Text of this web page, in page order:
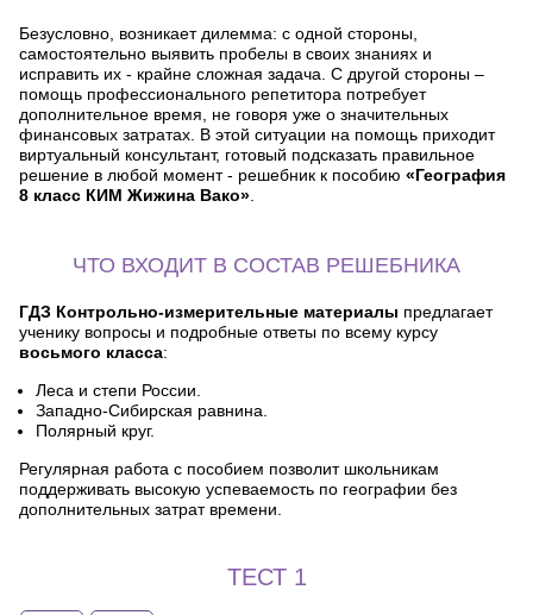
Безусловно, возникает дилемма: с одной стороны,
самостоятельно выявить пробелы в своих знаниях и
исправить их - крайне сложная задача. С другой стороны –
помощь профессионального репетитора потребует
дополнительное время, не говоря уже о значительных
финансовых затратах. В этой ситуации на помощь приходит
виртуальный консультант, готовый подсказать правильное
решение в любой момент - решебник к пособию «География
8 класс КИМ Жижина Вако»
ЧТО ВХОДИТ В СОСТАВ РЕШЕБНИКА
ГДЗ Контрольно-измерительные материалы предлагает
ученику вопросы и подробные ответы по всему курсу
восьмого класса:
Леса и степи России.
Западно-Сибирская равнина.
Полярный круг.
Регулярная работа с пособием позволит школьникам
поддерживать высокую успеваемость по географии без
дополнительных затрат времени.
ТЕСТ 1